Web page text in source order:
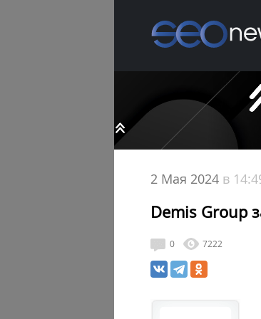
2 Мая 2024 в
Demis Group
0 7222